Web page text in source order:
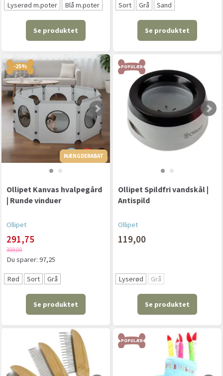
Lyserød m.poter
Blå m.poter
Se produktet
Sort Grå Sand
Se produktet
-25%
MÆNGDERABAT
Ollipet Kanvas hvalpegård
| Runde vinduer
Ollipet
291,75
389,00
Du sparer: 97,25
Rød Sort Grå
Se produktet
POPULÆR
Ollipet Spildfri vandskål |
Antispild
Ollipet
119,00
Lyserød Grå
Se produktet
POPULÆR